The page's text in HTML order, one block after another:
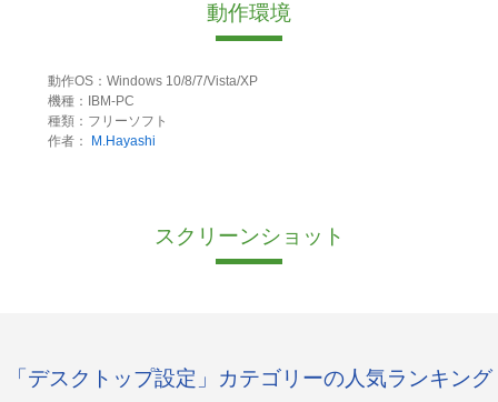
動作環境
動作OS：Windows 10/8/7/Vista/XP
機種：IBM-PC
種類：フリーソフト
作者：
M.Hayashi
スクリーンショット
「デスクトップ設定」カテゴリーの人気ランキング